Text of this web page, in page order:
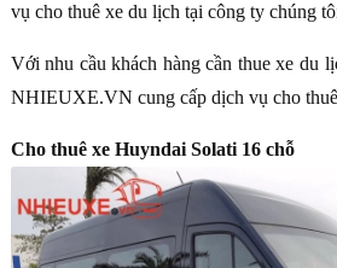
vụ cho thuê xe du lịch tại công ty chúng
Với nhu cầu khách hàng cần thue xe du
NHIEUXE.VN cung cấp dịch vụ cho
Cho thuê xe Huyndai Solati 16 chỗ